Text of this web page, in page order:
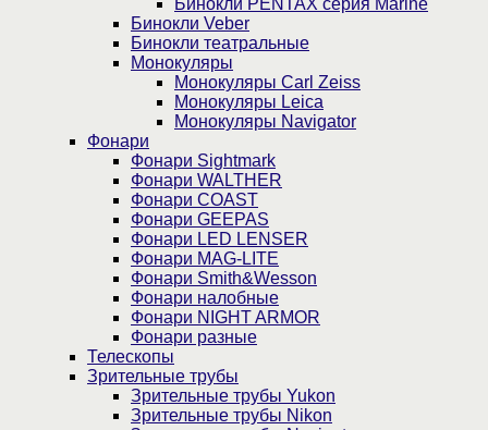
Бинокли PENTAX серия Marine
Бинокли Veber
Бинокли театральные
Монокуляры
Монокуляры Carl Zeiss
Монокуляры Leica
Монокуляры Navigator
Фонари
Фонари Sightmark
Фонари WALTHER
Фонари COAST
Фонари GEEPAS
Фонари LED LENSER
Фонари MAG-LITE
Фонари Smith&Wesson
Фонари налобные
Фонари NIGHT ARMOR
Фонари разные
Телескопы
Зрительные трубы
Зрительные трубы Yukon
Зрительные трубы Nikon